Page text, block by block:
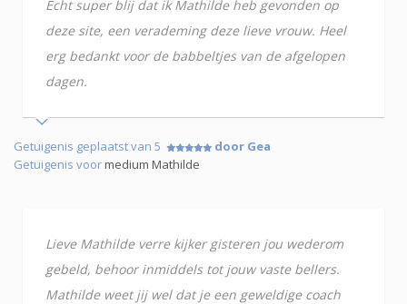
Echt super blij dat ik Mathilde heb gevonden op
deze site, een verademing deze lieve vrouw. Heel
erg bedankt voor de babbeltjes van de afgelopen
dagen.
Getuigenis geplaatst van 5
door Gea
Getuigenis voormedium Mathilde
Lieve Mathilde verre kijker gisteren jou wederom
gebeld, behoor inmiddels tot jouw vaste bellers.
Mathilde weet jij wel dat je een geweldige coach